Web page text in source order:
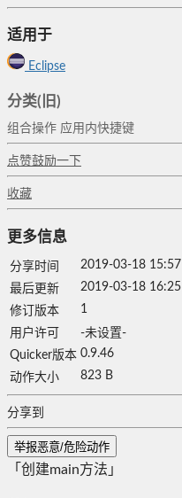
适用于
Eclipse
分类(旧)
组合操作 应用内快捷键
点赞鼓励一下
收藏
更多信息
分享时间
2019-03-18 15:57
最后更新
2019-03-18 16:25
修订版本
1
用户许可
-未设置-
Quicker版本 0.9.46
动作大小
823 B
分享到
举报恶意/危险动作
「创建main方法」